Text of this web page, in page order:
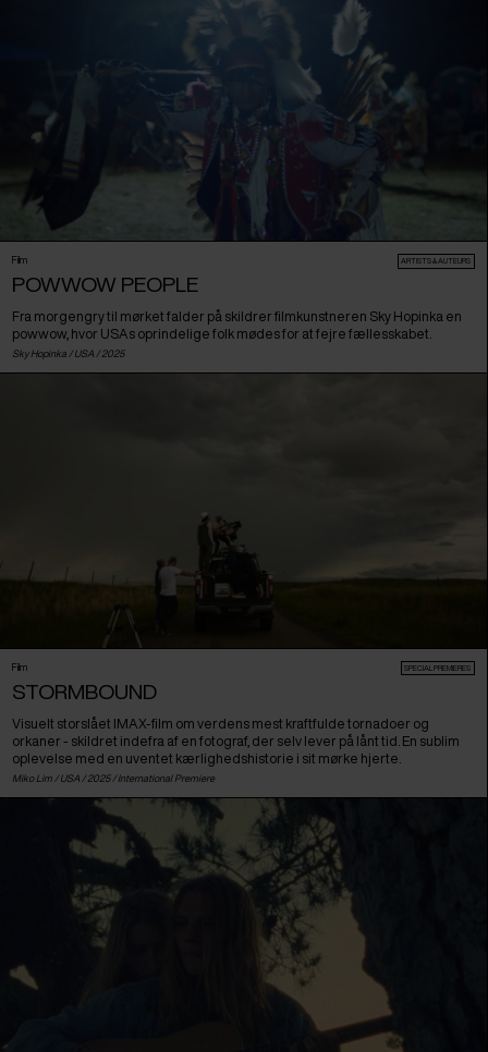
Film ARTISTS & AUTEURS
POWWOW PEOPLE
Fra morgengry til mørket falder på skildrer filmkunstneren Sky Hopinka en
powwow, hvor USAs oprindelige folk mødes for at fejre fællesskabet.
Sky Hopinka / USA / 2025
Film SPECIAL PREMIERES
STORMBOUND
Visuelt storslået IMAX-film om verdens mest kraftfulde tornadoer og
orkaner - skildret indefra af en fotograf, der selv lever på lånt tid. En sublim
oplevelse med en uventet kærlighedshistorie i sit mørke hjerte.
Miko Lim / USA / 2025 / International Premiere